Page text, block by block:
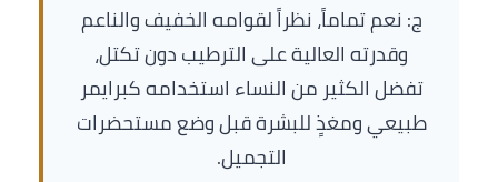
ج: نعم تماماً، نظراً لقوامه الخفيف والناعم
وقدرته العالية على الترطيب دون تكتل،
تفضل الكثير من النساء استخدامه كبرايمر
طبيعي ومغذٍ للبشرة قبل وضع مستحضرات
التجميل.